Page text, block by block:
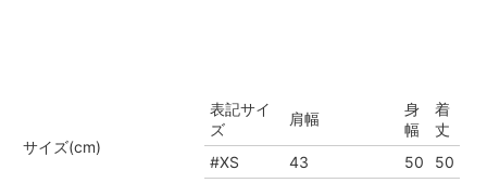
サイズ(cm)
表記サイ
ズ
肩幅
身
幅
着
丈
#XS
43 50
50